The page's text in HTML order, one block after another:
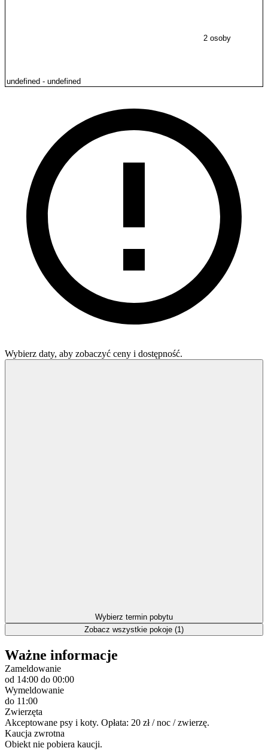
2 osoby
Wybierz daty, aby zobaczyć ceny i dostępność.
Wybierz termin pobytu
Zobacz wszystkie pokoje (1)
Ważne informacje
Zameldowanie
od 14:00 do 00:00
Wymeldowanie
do 11:00
Zwierzęta
Akceptowane psy i koty. Opłata: 20 zł / noc / zwierzę.
Kaucja zwrotna
Obiekt nie pobiera kaucji.